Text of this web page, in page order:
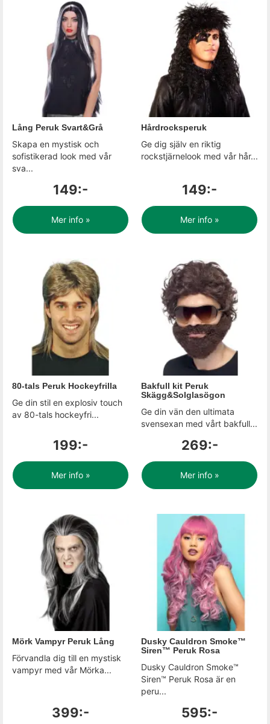
Lång Peruk Svart&Grå
Skapa en mystisk och
sofistikerad look med vår
sva...
149:-
Mer info »
Hårdrocksperuk
Ge dig själv en riktig
rockstjärnelook med vår hår...
149:-
Mer info »
80-tals Peruk Hockeyfrilla
Ge din stil en explosiv touch
av 80-tals hockeyfri...
199:-
Mer info »
Bakfull kit Peruk
Skägg&Solglasögon
Ge din vän den ultimata
svensexan med vårt bakfull...
269:-
Mer info »
Mörk Vampyr Peruk Lång
Förvandla dig till en mystisk
vampyr med vår Mörka...
399:-
Dusky Cauldron Smoke™
Siren™ Peruk Rosa
Dusky Cauldron Smoke™
Siren™ Peruk Rosa är en
peru...
595:-